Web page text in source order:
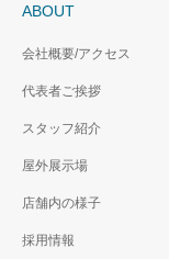
ABOUT
会社概要/アクセス
代表者ご挨拶
スタッフ紹介
屋外展示場
店舗内の様子
採用情報